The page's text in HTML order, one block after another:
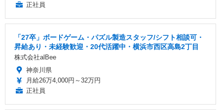
正社員
「27卒」ボードゲーム・パズル製造スタッフ/シフト相談可・
昇給あり・未経験歓迎・20代活躍中・横浜市西区高島2丁目
株式会社alBee
神奈川県
月給26万4,000円～32万円
正社員